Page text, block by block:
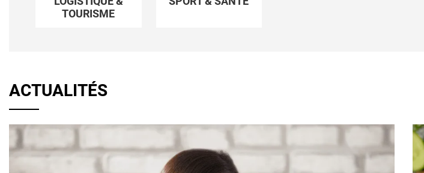
TOURISME
ACTUALITÉS